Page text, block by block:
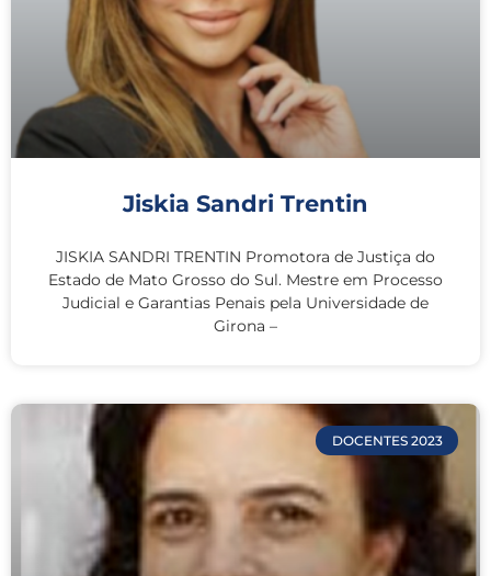
Jiskia Sandri Trentin
JISKIA SANDRI TRENTIN Promotora de Justiça do
Estado de Mato Grosso do Sul. Mestre em Processo
Judicial e Garantias Penais pela Universidade de
Girona –
DOCENTES 2023